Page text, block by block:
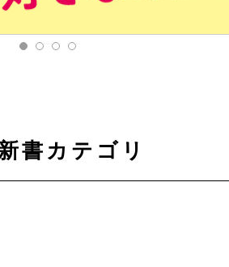
書カテゴリ